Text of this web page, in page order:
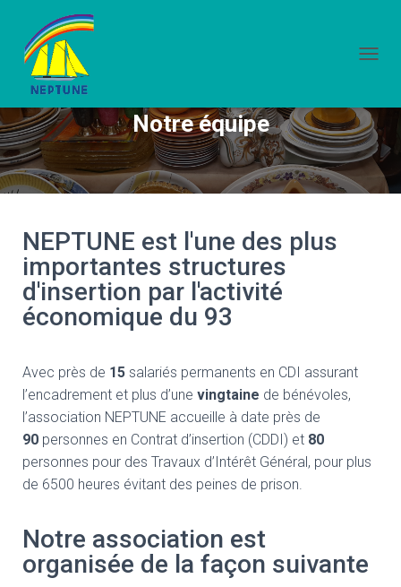
L
I
E
Notre équipe
NEPTUNE est l'une des plus
importantes structures
d'insertion par l'activité
économique du 93
Avec près de 15 salariés permanents en CDI assurant
l’encadrement et plus d’une vingtaine de bénévoles,
l’association NEPTUNE accueille à date près de
90 personnes en Contrat d’insertion (CDDI) et 80
personnes pour des Travaux d’Intérêt Général, pour plus
de 6500 heures évitant des peines de prison.
Notre association est
organisée de la façon suivante